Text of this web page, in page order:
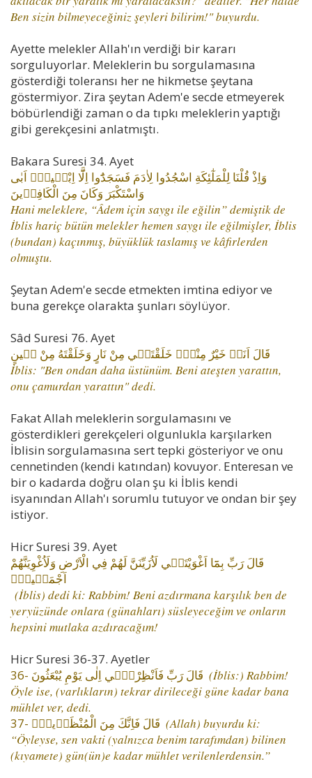
Ben sizin bilmeyeceğiniz şeyleri bilirim!" buyurdu.
Ayette melekler Allah'ın verdiği bir kararı
sorguluyorlar. Meleklerin bu sorgulamasına
gösterdiği toleransı her ne hikmetse şeytana
göstermiyor. Zira şeytan Adem'e secde etmeyerek
böbürlendiği zaman o da tıpkı meleklerin yaptığı
gibi gerekçesini anlatmıştı.
Bakara Suresi 34. Ayet
وَاِذْ قُلْنَا لِلْمَلٰٓئِكَةِ اسْجُدُوا لِاٰدَمَ فَسَجَدُٓوا اِلَّٓا اِبْل۪يسَۜ اَبٰى
وَاسْتَكْبَرَ وَكَانَ مِنَ الْكَافِر۪ينَ
Hani meleklere, “Âdem için saygı ile eğilin” demiştik de
İblis hariç bütün melekler hemen saygı ile eğilmişler, İblis
(bundan) kaçınmış, büyüklük taslamış ve kâfirlerden
olmuştu.
Şeytan Adem'e secde etmekten imtina ediyor ve
buna gerekçe olarakta şunları söylüyor.
Sâd Suresi 76. Ayet
قَالَ اَنَا۬ خَيْرٌ مِنْهُۜ خَلَقْتَن۪ي مِنْ نَارٍ وَخَلَقْتَهُ مِنْ ط۪ينٍ
İblis: "Ben ondan daha üstünüm. Beni ateşten yarattın,
onu çamurdan yarattın" dedi.
Fakat Allah meleklerin sorgulamasını ve
gösterdikleri gerekçeleri olgunlukla karşılarken
İblisin sorgulamasına sert tepki gösteriyor ve onu
cennetinden (kendi katından) kovuyor. Enteresan ve
bir o kadarda doğru olan şu ki İblis kendi
isyanından Allah'ı sorumlu tutuyor ve ondan bir şey
istiyor.
Hicr Suresi 39. Ayet
قَالَ رَبِّ بِمَٓا اَغْوَيْتَن۪ي لَاُزَيِّنَنَّ لَهُمْ فِي الْاَرْضِ وَلَاُغْوِيَنَّهُمْ
اَجْمَع۪ينَۙ
(İblis) dedi ki: Rabbim! Beni azdırmana karşılık ben de
yeryüzünde onlara (günahları) süsleyeceğim ve onların
hepsini mutlaka azdıracağım!
Hicr Suresi 36-37. Ayetler
(İblis:) Rabbim!
Öyle ise, (varlıkların) tekrar dirileceği güne kadar bana
mühlet ver, dedi.
(Allah) buyurdu ki:
“Öyleyse, sen vakti (yalnızca benim tarafımdan) bilinen
(kıyamete) gün(ün)e kadar mühlet verilenlerdensin.”